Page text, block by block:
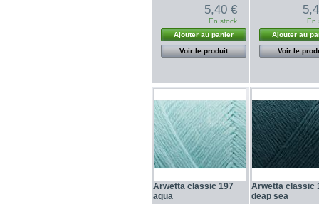
5,40 €
En stock
Ajouter au panier
Voir le produit
En
Ajouter au
Voir le
Arwetta classic 197
aqua
Arwetta classic
deap sea